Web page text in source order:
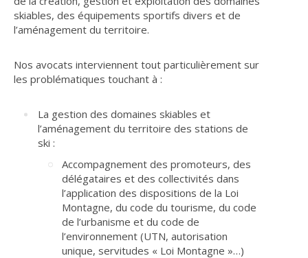
skiables, des équipements sportifs divers et de
l’aménagement du territoire.
Nos avocats interviennent tout particulièrement sur
les problématiques touchant à :
La gestion des domaines skiables et
l’aménagement du territoire des stations de
ski :
Accompagnement des promoteurs, des
délégataires et des collectivités dans
l’application des dispositions de la Loi
Montagne, du code du tourisme, du code
de l’urbanisme et du code de
l’environnement (UTN, autorisation
unique, servitudes « Loi Montagne »…)